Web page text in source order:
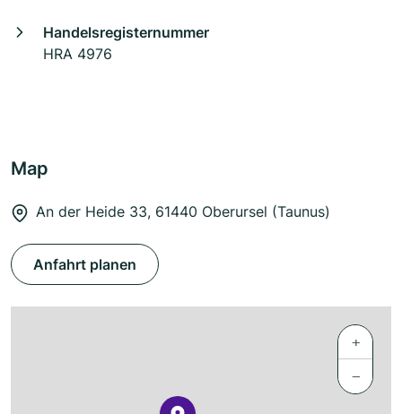
Handelsregisternummer
HRA 4976
Map
An der Heide 33, 61440 Oberursel (Taunus)
Anfahrt planen
+
−